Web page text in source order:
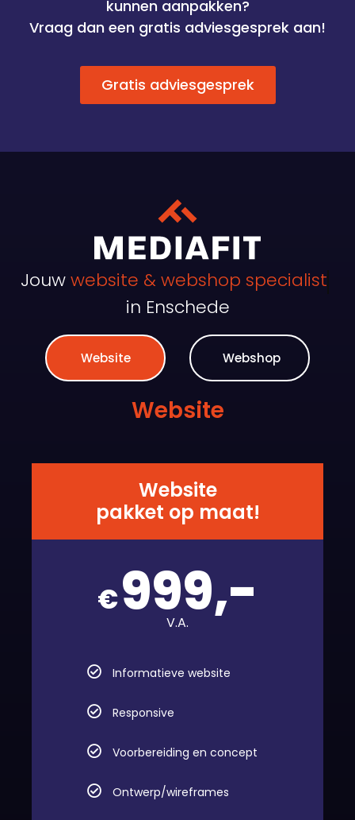
kunnen aanpakken?
Vraag dan een gratis adviesgesprek aan!
Gratis adviesgesprek
Jouwwebsite & webshop specialist
in Enschede
Website
Website
pakket op maat!
999,-
V.A.
Voorbereiding en concept
Ontwerp/wireframes
Social media integratie